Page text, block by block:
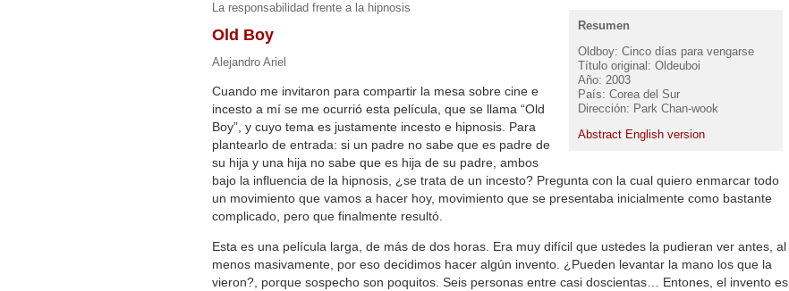
Resumen
Oldboy: Cinco días para vengarse
Título original: Oldeuboi
Año: 2003
País: Corea del Sur
Dirección: Park Chan-wook
Abstract English version
La responsabilidad frente a la hipnosis
Old Boy
Alejandro Ariel
Cuando me invitaron para compartir la mesa sobre cine e
incesto a mí se me ocurrió esta película, que se llama “Old
Boy”, y cuyo tema es justamente incesto e hipnosis. Para
plantearlo de entrada: si un padre no sabe que es padre de
su hija y una hija no sabe que es hija de su padre, ambos
bajo la influencia de la hipnosis, ¿se trata de un incesto? Pregunta con la cual quiero enmarcar todo
un movimiento que vamos a hacer hoy, movimiento que se presentaba inicialmente como bastante
complicado, pero que finalmente resultó.
Esta es una película larga, de más de dos horas. Era muy difícil que ustedes la pudieran ver antes, al
menos masivamente, por eso decidimos hacer algún invento. ¿Pueden levantar la mano los que la
vieron?, porque sospecho son poquitos. Seis personas entre casi doscientas… Entones, el invento es